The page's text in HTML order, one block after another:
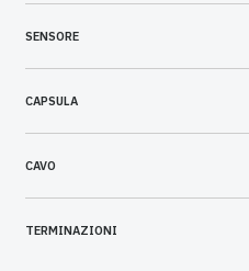
SENSORE
CAPSULA
CAVO
TERMINAZIONI